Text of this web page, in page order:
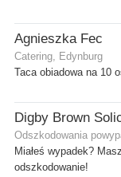
Agnieszka Fec
Catering, Edynburg
Taca obiadowa na 10
Odszkodowania
Miałeś wypadek?
odszkodowanie!